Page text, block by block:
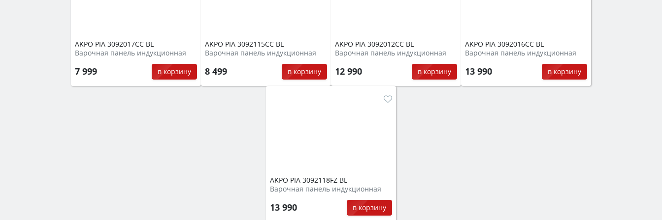
AKPO PIA 3092017CC BL
Варочная панель индукционная
7 999 в корзину
AKPO PIA 3092115CC BL
Варочная панель индукционная
8 499 в корзину
AKPO PIA 3092012CC BL
Варочная панель индукционная
12 990 в корзину
AKPO PIA 3092016CC BL
Варочная панель индукционная
13 990 в корзину
AKPO PIA 3092118FZ BL
Варочная панель индукционная
13 990 в корзину